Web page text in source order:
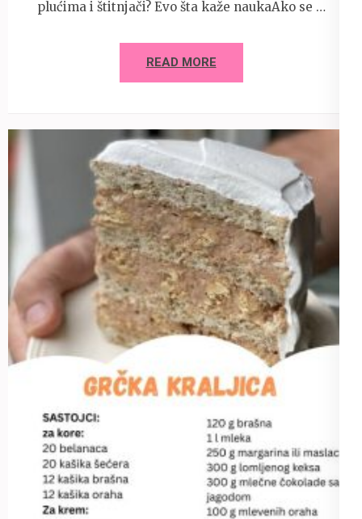
plućima i štitnjači? Evo šta kaže naukaAko se …
READ MORE